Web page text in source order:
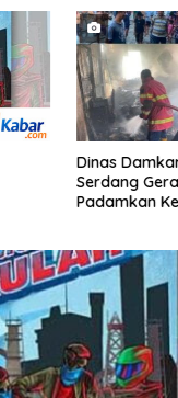
Dinas
Serdang
Padamkan